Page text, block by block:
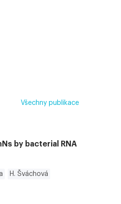
Všechny publikace
by bacterial RNA
H. Šváchová